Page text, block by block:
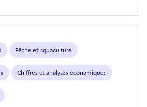
Pêche et aquaculture
Chiffres et analyses économiques